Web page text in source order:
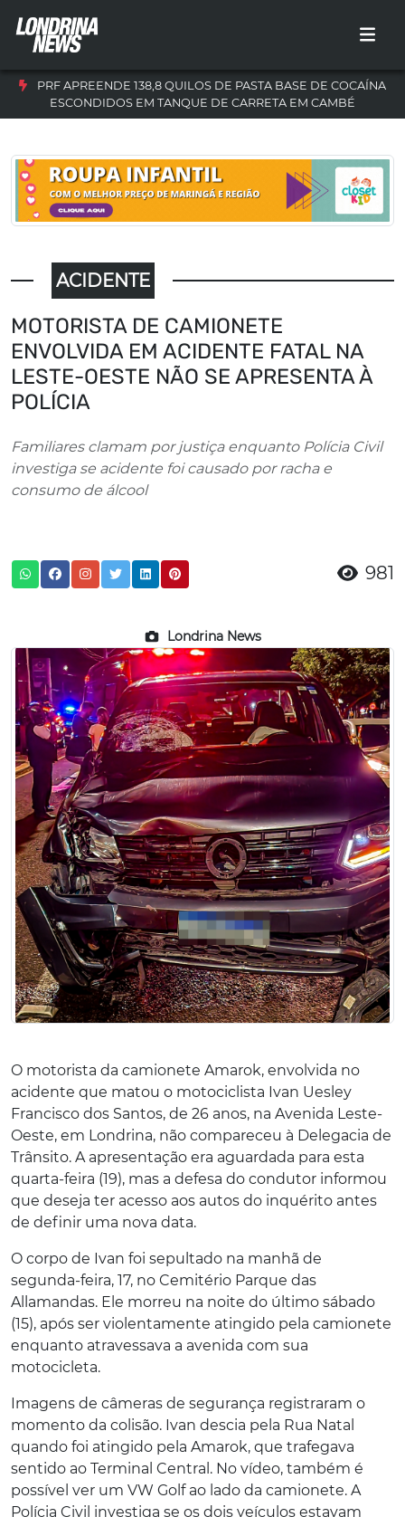
PRF APREENDE 138,8 QUILOS DE PASTA BASE DE COCAÍNA
ESCONDIDOS EM TANQUE DE CARRETA EM CAMBÉ
ACIDENTE
MOTORISTA DE CAMIONETE
ENVOLVIDA EM ACIDENTE FATAL NA
LESTE-OESTE NÃO SE APRESENTA À
POLÍCIA
Familiares clamam por justiça enquanto Polícia Civil
investiga se acidente foi causado por racha e
consumo de álcool
981
Londrina News
O motorista da camionete Amarok, envolvida no
acidente que matou o motociclista Ivan Uesley
Francisco dos Santos, de 26 anos, na Avenida Leste-
Oeste, em Londrina, não compareceu à Delegacia de
Trânsito. A apresentação era aguardada para esta
quarta-feira (19), mas a defesa do condutor informou
que deseja ter acesso aos autos do inquérito antes
de definir uma nova data.
O corpo de Ivan foi sepultado na manhã de
segunda-feira, 17, no Cemitério Parque das
Allamandas. Ele morreu na noite do último sábado
(15), após ser violentamente atingido pela camionete
enquanto atravessava a avenida com sua
motocicleta.
Imagens de câmeras de segurança registraram o
momento da colisão. Ivan descia pela Rua Natal
quando foi atingido pela Amarok, que trafegava
sentido ao Terminal Central. No vídeo, também é
possível ver um VW Golf ao lado da camionete. A
Polícia Civil investiga se os dois veículos estavam